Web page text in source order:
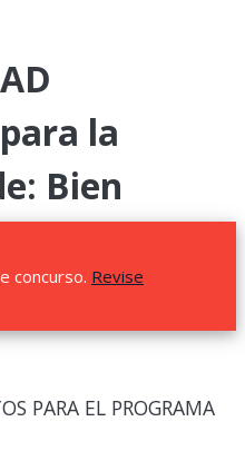
la
Bien
concurso. Revise
PARA EL PROGRAMA